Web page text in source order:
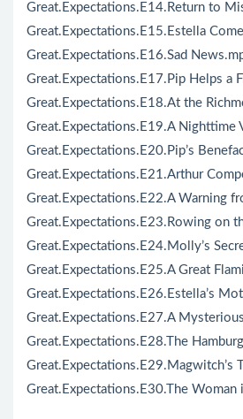
Great.Expectations.E14.Return to
Great.Expectations.E15.Estella
Great.Expectations.E16.Sad
Great.Expectations.E17.Pip Helps a
Great.Expectations.E18.At the
Great.Expectations.E19.A Nighttime
Great.Expectations.E20.Pip’s
Great.Expectations.E21.Arthur
Great.Expectations.E22.A Warning
Great.Expectations.E23.Rowing on
Great.Expectations.E24.Molly’s
Great.Expectations.E25.A Great
Great.Expectations.E26.Estella’s
Great.Expectations.E27.A
Great.Expectations.E28.The
Great.Expectations.E29.Magwitch’s
Great.Expectations.E30.The Woman